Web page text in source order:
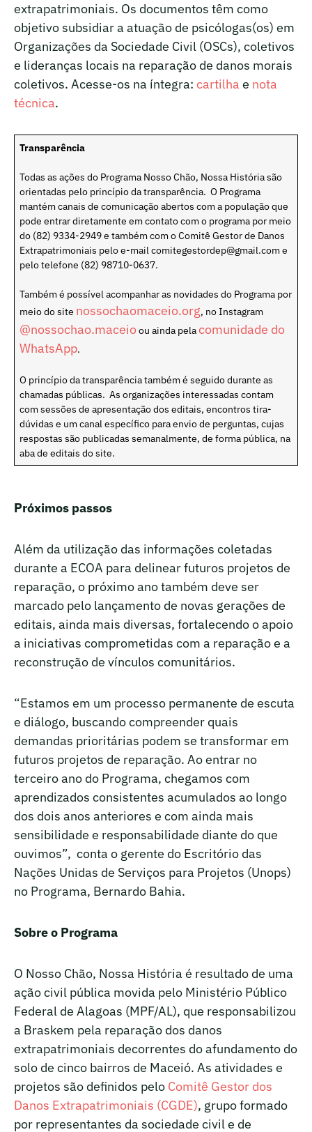
extrapatrimoniais. Os documentos têm como
objetivo subsidiar a atuação de psicólogas(os) em
Organizações da Sociedade Civil (OSCs), coletivos
e lideranças locais na reparação de danos morais
coletivos. Acesse-os na íntegra: cartilha e nota
técnica.
Transparência
Todas as ações do Programa Nosso Chão, Nossa História são
orientadas pelo princípio da transparência. O Programa
mantém canais de comunicação abertos com a população que
pode entrar diretamente em contato com o programa por meio
do (82) 9334-2949 e também com o Comitê Gestor de Danos
Extrapatrimoniais pelo e-mail comitegestordep@gmail.com e
pelo telefone (82) 98710-0637.
Também é possível acompanhar as novidades do Programa por
meio do site nossochaomaceio.org, no Instagram
@nossochao.maceioou ainda pela comunidade do
WhatsApp.
O princípio da transparência também é seguido durante as
chamadas públicas. As organizações interessadas contam
com sessões de apresentação dos editais, encontros tira-
dúvidas e um canal específico para envio de perguntas, cujas
respostas são publicadas semanalmente, de forma pública, na
aba de editais do site.
Próximos passos
Além da utilização das informações coletadas
durante a ECOA para delinear futuros projetos de
reparação, o próximo ano também deve ser
marcado pelo lançamento de novas gerações de
editais, ainda mais diversas, fortalecendo o apoio
a iniciativas comprometidas com a reparação e a
reconstrução de vínculos comunitários.
“Estamos em um processo permanente de escuta
e diálogo, buscando compreender quais
demandas prioritárias podem se transformar em
futuros projetos de reparação. Ao entrar no
terceiro ano do Programa, chegamos com
aprendizados consistentes acumulados ao longo
dos dois anos anteriores e com ainda mais
sensibilidade e responsabilidade diante do que
ouvimos”, conta o gerente do Escritório das
Nações Unidas de Serviços para Projetos (Unops)
no Programa, Bernardo Bahia.
Sobre o Programa
O Nosso Chão, Nossa História é resultado de uma
ação civil pública movida pelo Ministério Público
Federal de Alagoas (MPF/AL), que responsabilizou
a Braskem pela reparação dos danos
extrapatrimoniais decorrentes do afundamento do
solo de cinco bairros de Maceió. As atividades e
projetos são definidos pelo Comitê Gestor dos
Danos Extrapatrimoniais (CGDE), grupo formado
por representantes da sociedade civil e de